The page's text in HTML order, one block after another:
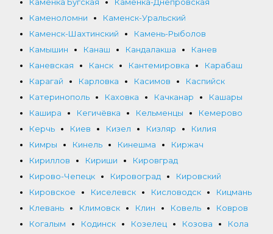
Каменоломни
Каменск-Уральский
Каменск-Шахтинский
Камень-Рыболов
Камышин
Канаш Кандалакша
Канев
Каневская
Канск Кантемировка
Карабаш
Карагай
Карловка Касимов
Каспийск
Катеринополь
Каховка Качканар
Кашары
Кашира
Кегичёвка Кельменцы
Кемерово
Керчь
Киев Кизел Кизляр
Килия
Кимры
Кинель Кинешма
Киржач
Кириллов
Кириши
Кировград
Кирово-Чепецк
Кировоград
Кировский
Кировское
Киселевск Кисловодск
Кицмань
Клевань
Климовск Клин Ковель
Ковров
Когалым
Кодинск Козелец Козова
Кола